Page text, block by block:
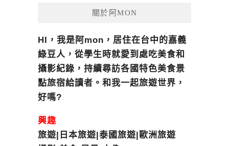
關於阿MON
HI，我是阿mon，居住在台中的嘉義
綠豆人，從學生時就愛到處吃美食和
攝影紀錄，持續尋訪各國特色美食景
點旅宿給讀者。和我一起旅遊世界，
好嗎?
興趣
旅遊|日本旅遊|泰國旅遊|歐洲旅遊